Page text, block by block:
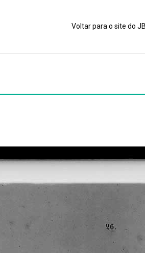
Voltar para o site do